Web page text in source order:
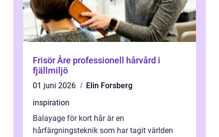
Frisör Åre professionell hårvård i
fjällmiljö
01 juni 2026
Elin Forsberg
inspiration
Balayage för kort hår är en
hårfärgningsteknik som har tagit världen